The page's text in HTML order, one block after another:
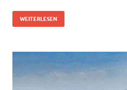
WEITERLESEN